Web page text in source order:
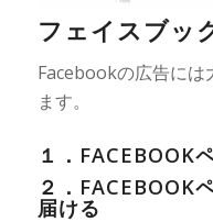
フェイスブッ
Facebookの広告には
ます。
１．FACEBOOK
２．FACEBOOK
届ける